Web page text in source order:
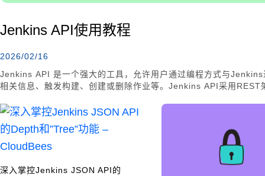
Jenkins API使用教程
2026/02/16
Jenkins API 是一个强大的工具，允许用户通过编程方式与
相关信息、触发构建、创建或删除作业等。Jenkins API采用
集成和扩展Jenkins功能。
深入掌控Jenkins JSON API的